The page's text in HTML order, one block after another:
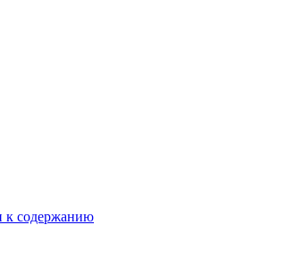
к содержанию